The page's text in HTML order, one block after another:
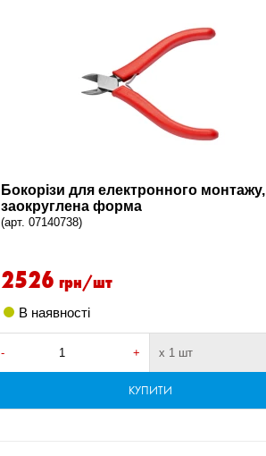
Бокорізи для електронного монтажу,
заокруглена форма
(арт. 07140738)
2526 грн/шт
В наявності
- + х 1 шт
КУПИТИ